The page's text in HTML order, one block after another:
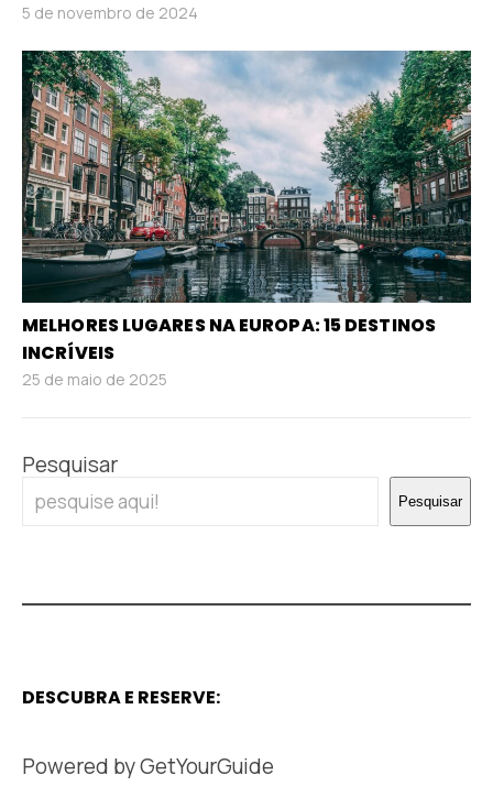
5 de novembro de 2024
MELHORES LUGARES NA EUROPA: 15 DESTINOS
INCRÍVEIS
25 de maio de 2025
Pesquisar
Pesquisar
DESCUBRA E RESERVE:
Powered byGetYourGuide